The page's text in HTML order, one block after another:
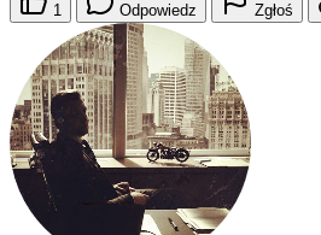
1 Odpowiedz Zgłoś